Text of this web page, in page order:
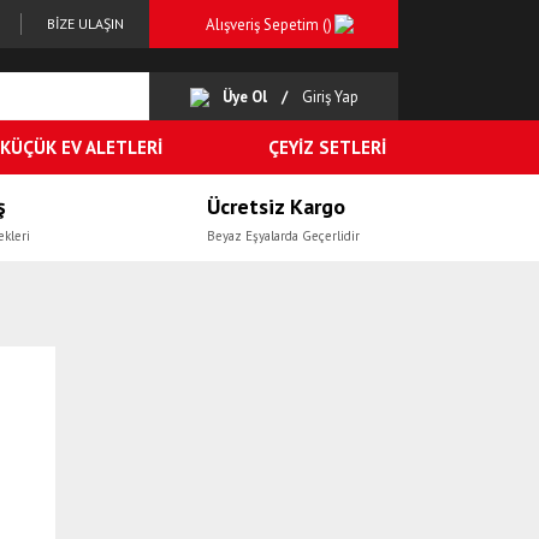
BİZE ULAŞIN Alışveriş Sepetim ()
Üye Ol Giriş Yap
KÜÇÜK EV ALETLERİ ÇEYİZ SETLERİ
Ücretsiz Kargo
Beyaz Eşyalarda Geçerlidir